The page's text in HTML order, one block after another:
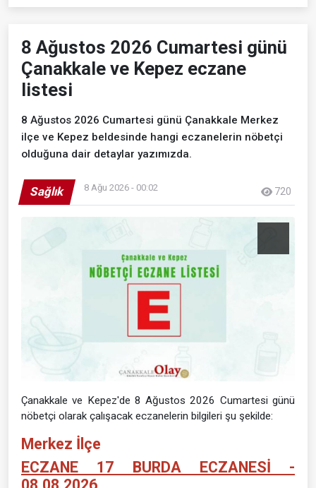
8 Ağustos 2026 Cumartesi günü
Çanakkale ve Kepez eczane
listesi
8 Ağustos 2026 Cumartesi günü Çanakkale Merkez
ilçe ve Kepez beldesinde hangi eczanelerin nöbetçi
olduğuna dair detaylar yazımızda.
Sağlık 8 Ağu 2026 - 00:02 720
Çanakkale ve Kepez'de 8 Ağustos 2026 Cumartesi günü
nöbetçi olarak çalışacak eczanelerin bilgileri şu şekilde:
Merkez İlçe
ECZANE 17 BURDA ECZANESİ -